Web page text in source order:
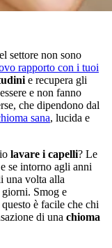
settore non sono
rapporto con i tuoi
e recupera gli
e non fanno
che dipendono dal
sana, lucida e
lavare i capelli? Le
se intorno agli anni
una volta alla
Smog e
è facile che chi
di una chioma